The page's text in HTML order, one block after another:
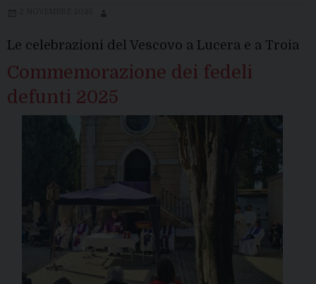
Le celebrazioni del Vescovo a Lucera e a Troia
Commemorazione dei fedeli
defunti 2025